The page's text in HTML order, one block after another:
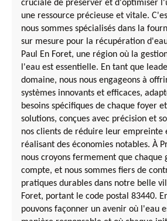
cruciale de préserver et d'optimiser
une ressource précieuse et vitale.
nous sommes spécialisés dans la
sur mesure pour la récupération
Paul En Foret, une région où la
l'eau est essentielle. En tant que
domaine, nous nous engageons à
systèmes innovants et efficaces,
besoins spécifiques de chaque foyer
solutions, conçues avec précision et
nos clients de réduire leur empreinte
réalisant des économies notables. À
nous croyons fermement que chaque
compte, et nous sommes fiers de
pratiques durables dans notre belle
Foret, portant le code postal 83440.
pouvons façonner un avenir où l'eau